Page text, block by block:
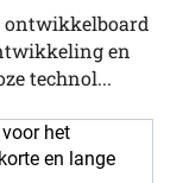
ontwikkelboard
en
technol...